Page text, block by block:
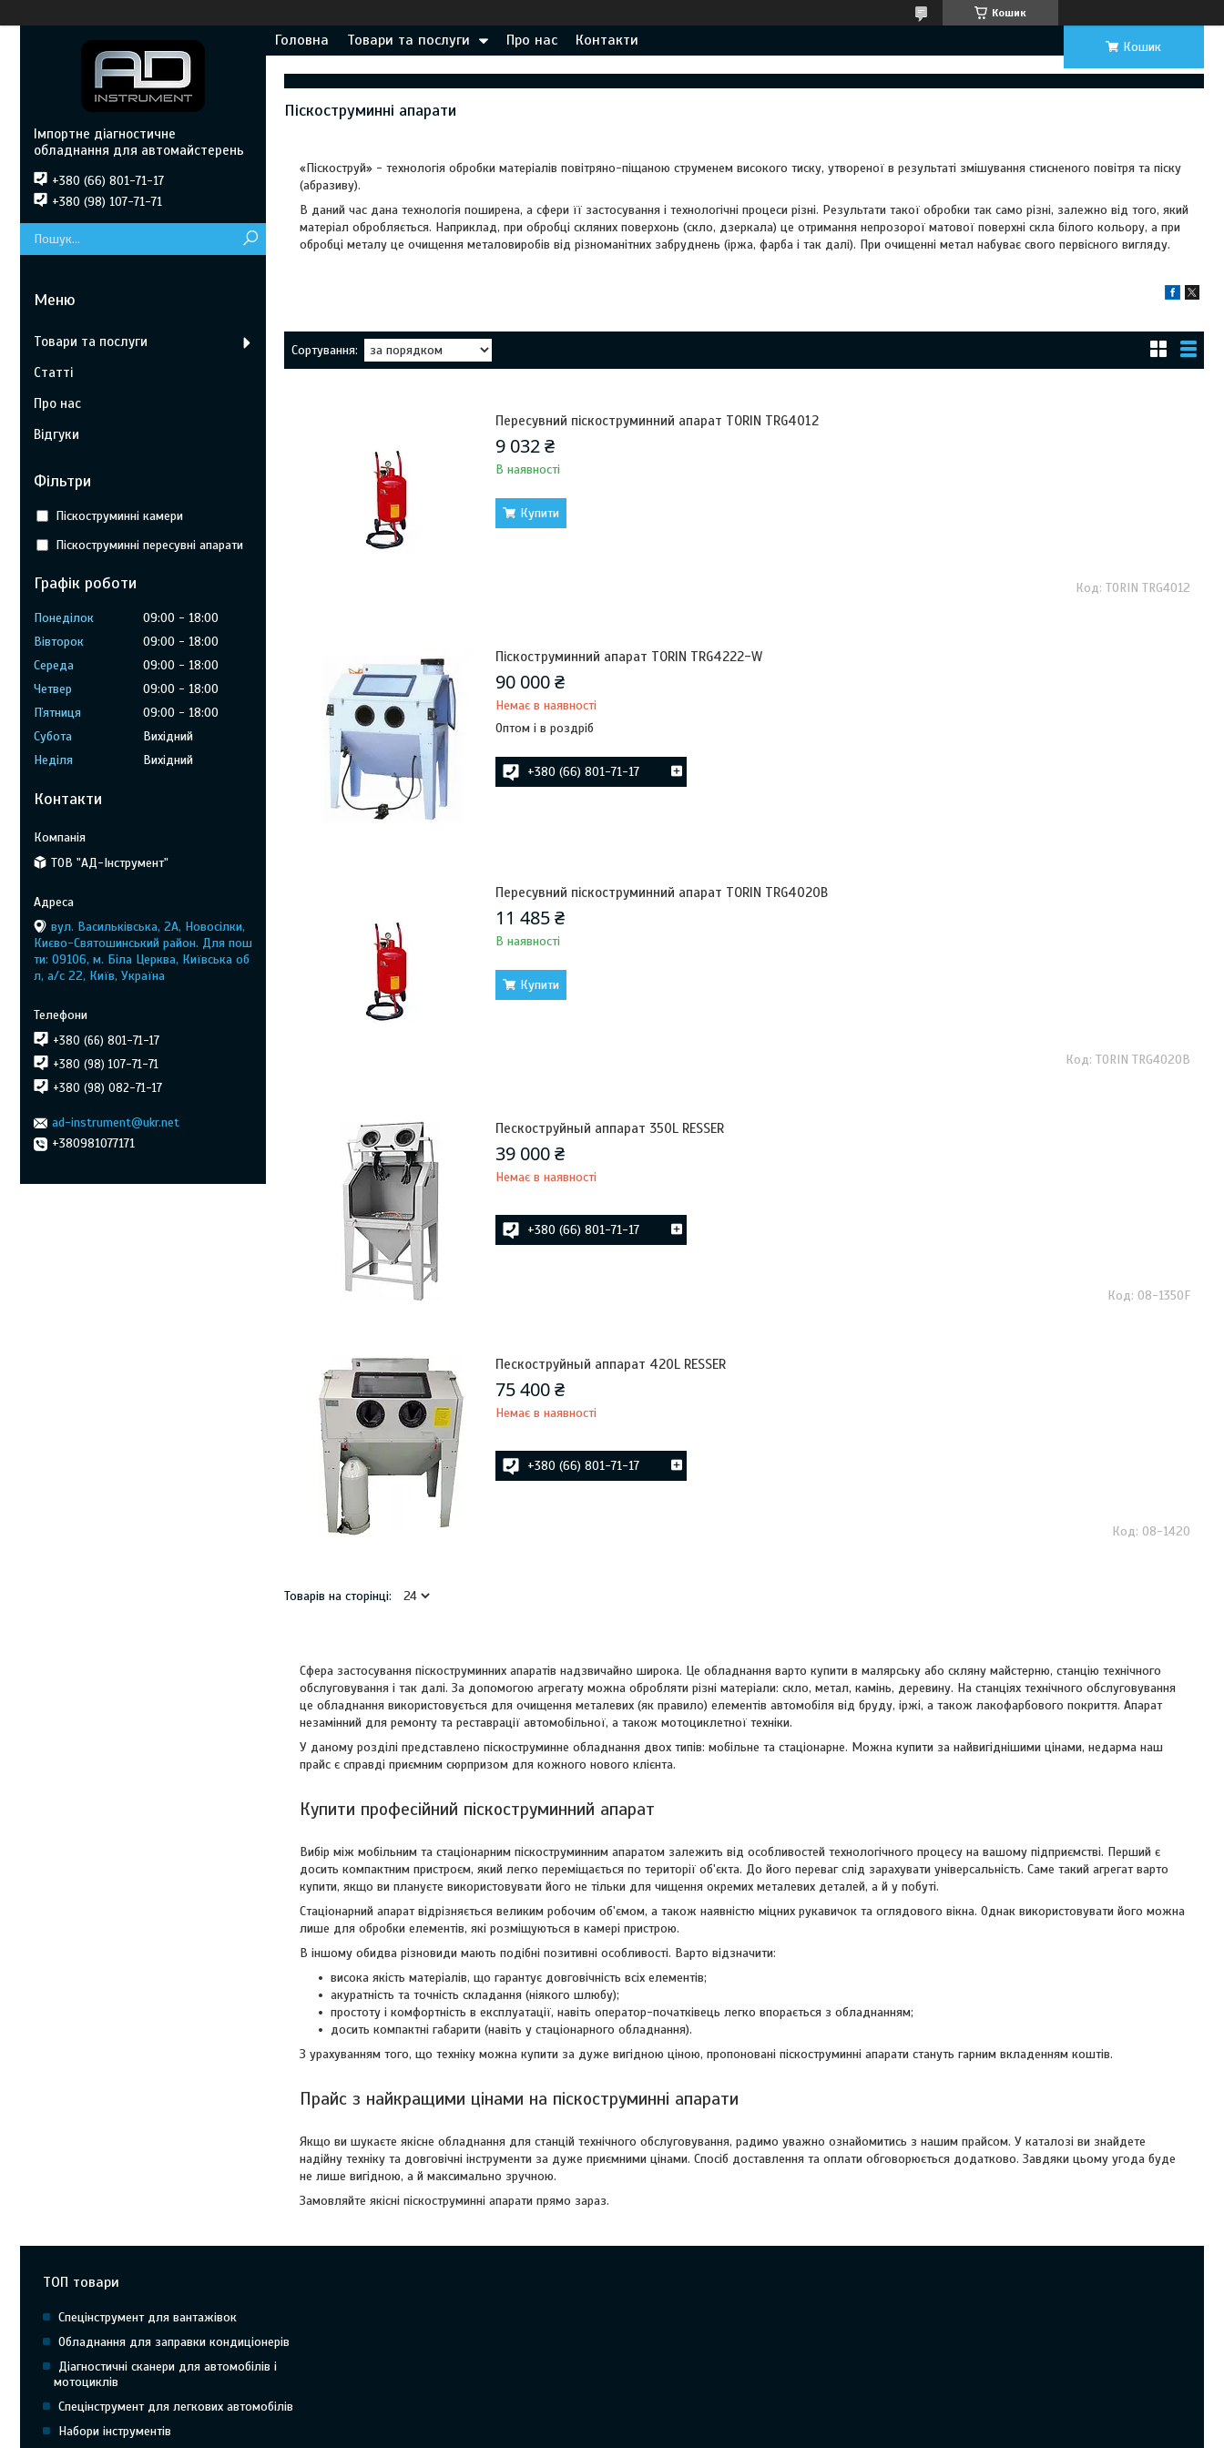
Кошик
Головна Товари та послуги Про нас Контакти Кошик
Піскоструминні апарати
«Піскоструй» - технологія обробки матеріалів повітряно-піщаною струменем високого тиску, утвореної в результаті змішування стисненого повітря та піску
(абразиву).
В даний час дана технологія поширена, а сфери її застосування і технологічні процеси різні. Результати такої обробки так само різні, залежно від того, який
матеріал обробляється. Наприклад, при обробці скляних поверхонь (скло, дзеркала) це отримання непрозорої матової поверхні скла білого кольору, а при
обробці металу це очищення металовиробів від різноманітних забруднень (іржа, фарба і так далі). При очищенні метал набуває свого первісного вигляду.
Пересувний піскоструминний апарат TORIN TRG4012
9 032 ₴
В наявності
Купити
TORIN TRG4012
Піскоструминний апарат TORIN TRG4222-W
90 000 ₴
Немає в наявності
Оптом і в роздріб
+380 (66) 801-71-17
Пересувний піскоструминний апарат TORIN TRG4020B
11 485 ₴
В наявності
Купити
TORIN TRG4020B
Пескоструйный аппарат 350L RESSER
39 000 ₴
Немає в наявності
+380 (66) 801-71-17
08-1350F
Пескоструйный аппарат 420L RESSER
75 400 ₴
Немає в наявності
+380 (66) 801-71-17
08-1420
Сфера застосування піскоструминних апаратів надзвичайно широка. Це обладнання варто купити в малярську або скляну майстерню, станцію технічного
обслуговування і так далі. За допомогою агрегату можна обробляти різні матеріали: скло, метал, камінь, деревину. На станціях технічного обслуговування
це обладнання використовується для очищення металевих (як правило) елементів автомобіля від бруду, іржі, а також лакофарбового покриття. Апарат
незамінний для ремонту та реставрації автомобільної, а також мотоциклетної техніки.
У даному розділі представлено піскоструминне обладнання двох типів: мобільне та стаціонарне. Можна купити за найвигіднішими цінами, недарма наш
прайс є справді приємним сюрпризом для кожного нового клієнта.
Купити професійний піскоструминний апарат
Вибір між мобільним та стаціонарним піскоструминним апаратом залежить від особливостей технологічного процесу на вашому підприємстві. Перший є
досить компактним пристроєм, який легко переміщається по території об'єкта. До його переваг слід зарахувати універсальність. Саме такий агрегат варто
купити, якщо ви плануєте використовувати його не тільки для чищення окремих металевих деталей, а й у побуті.
Стаціонарний апарат відрізняється великим робочим об'ємом, а також наявністю міцних рукавичок та оглядового вікна. Однак використовувати його можна
лише для обробки елементів, які розміщуються в камері пристрою.
В іншому обидва різновиди мають подібні позитивні особливості. Варто відзначити:
висока якість матеріалів, що гарантує довговічність всіх елементів;
акуратність та точність складання (ніякого шлюбу);
простоту і комфортність в експлуатації, навіть оператор-початківець легко впорається з обладнанням;
досить компактні габарити (навіть у стаціонарного обладнання).
З урахуванням того, що техніку можна купити за дуже вигідною ціною, пропоновані піскоструминні апарати стануть гарним вкладенням коштів.
Прайс з найкращими цінами на піскоструминні апарати
Якщо ви шукаєте якісне обладнання для станцій технічного обслуговування, радимо уважно ознайомитись з нашим прайсом. У каталозі ви знайдете
надійну техніку та довговічні інструменти за дуже приємними цінами. Спосіб доставлення та оплати обговорюється додатково. Завдяки цьому угода буде
не лише вигідною, а й максимально зручною.
Замовляйте якісні піскоструминні апарати прямо зараз.
Імпортне діагностичне
обладнання для автомайстерень
+380 (66) 801-71-17
+380 (98) 107-71-71
Товари та послуги
Статті
Про нас
Відгуки
Фільтри
Піскоструминні камери
Піскоструминні пересувні апарати
Графік роботи
Понеділок 09:00
18:00
Вівторок
09:00
18:00
Середа
09:00
18:00
Четвер
09:00
18:00
Пʼятниця
09:00
18:00
Субота
Вихідний
Неділя
Вихідний
Контакти
ТОВ "АД-Інструмент"
вул. Васильківська, 2А, Новосілки,
Києво-Святошинський район. Для пош
ти: 09106, м. Біла Церква, Київська об
л, а/с 22, Київ, Україна
+380 (66) 801-71-17
+380 (98) 107-71-71
+380 (98) 082-71-17
ad-instrument@ukr.net
+380981077171
ТОП товари
Спецінструмент для вантажівок
Обладнання для заправки кондиціонерів
Діагностичні сканери для автомобілів і
мотоциклів
Спецінструмент для легкових автомобілів
Набори інструментів